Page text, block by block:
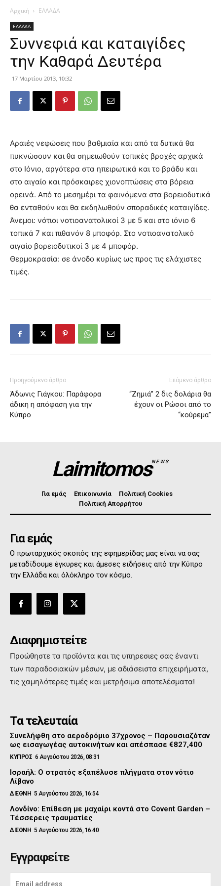
Αρχική ΕΛΛΑΔΑ
ΕΛΛΑΔΑ
Συννεφιά και καταιγίδες
την Καθαρά Δευτέρα
17 Μαρτίου 2013, 10:32
Αραιές νεφώσεις που βαθμιαία και από τα δυτικά θα
πυκνώσουν και θα σημειωθούν τοπικές βροχές αρχικά
στο Ιόνιο, αργότερα στα ηπειρωτικά και το βράδυ και
στο αιγαίο και πρόσκαιρες χιονοπτώσεις στα βόρεια
ορεινά. Από το μεσημέρι τα φαινόμενα στα βορειοδυτικά
θα ενταθούν και θα εκδηλωθούν σποραδικές καταιγίδες.
Άνεμοι: νότιοι νοτιοανατολικοί 3 με 5 και στο ιόνιο 6
τοπικά 7 και πιθανόν 8 μποφόρ. Στο νοτιοανατολικό
αιγαίο βορειοδυτικοί 3 με 4 μποφόρ.
Θερμοκρασία: σε άνοδο κυρίως ως προς τις ελάχιστες
τιμές.
Προηγούμενο άρθρο
Άδωνις Γιάγκου: Παράφορα
άδικη η απόφαση για την
Κύπρο
Επόμενο άρθρο
“Ζημιά” 2 δις δολάρια θα
έχουν οι Ρώσοι από το
“κούρεμα”
LaimitomosNEWS
Για εμάς Επικοινωνία
Πολιτική Cookies
Πολιτική Απορρήτου
Για εμάς
Ο πρωταρχικός σκοπός της εφημερίδας μας είναι να σας
μεταδίδουμε έγκυρες και άμεσες ειδήσεις από την Κύπρο
την Ελλάδα και όλόκληρο τον κόσμο.
Διαφημιστείτε
Προώθηστε τα προϊόντα και τις υπηρεσιες σας έναντι
των παραδοσιακών μέσων, με αδιάσειστα επιχειρήματα,
τις χαμηλότερες τιμές και μετρήσιμα αποτελέσματα!
Τα τελευταία
Συνελήφθη στο αεροδρόμιο 37χρονος – Παρουσιαζόταν
ως εισαγωγέας αυτοκινήτων και απέσπασε €827,400
ΚΥΠΡΟΣ 6 Αυγούστου 2026, 08:31
Ισραήλ: Ο στρατός εξαπέλυσε πλήγματα στον νότιο
Λίβανο
ΔΙΕΘΝΗ 5 Αυγούστου 2026, 16:54
Λονδίνο: Επίθεση με μαχαίρι κοντά στο Covent Garden –
Τέσσερεις τραυματίες
ΔΙΕΘΝΗ 5 Αυγούστου 2026, 16:40
Εγγραφείτε